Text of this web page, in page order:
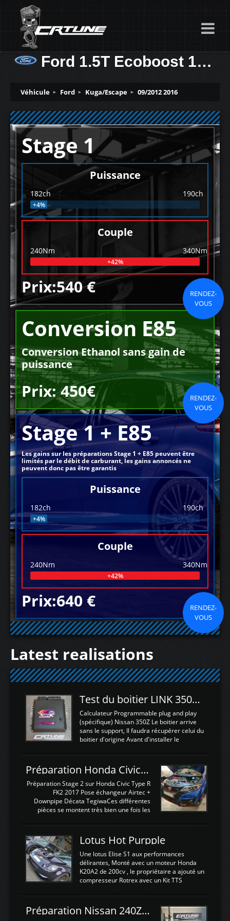
Ford 1.5T Ecoboost 182ch
Véhicule Ford Kuga/Escape 09/2012 2016
Stage 1
Puissance
182ch 190ch
+4%
Couple
240Nm 340Nm
+42%
Prix:540 €
RENDEZ-
VOUS
Conversion E85
Conversion Ethanol sans gain de
puissance
Prix: 450€
RENDEZ-
VOUS
Stage 1 + E85
Les gains sur les préparations Stage 1 + E85 peuvent être
limités par le débit de carburant, les gains annoncés ne
peuvent donc pas être garantis
Puissance
182ch 190ch
+4%
Couple
240Nm 340Nm
+42%
Prix:640 €
RENDEZ-
VOUS
Latest realisations
Test du boitier LINK 350Z Plugin ECU
Calculateur Programmable plug and play
(spécifique) Nissan 350Z Le boitier arrive
sans le support, Il faudra récupérer celui du
boitier d'origine Avant d'installer le
d'envoyer l'information de la large bande
dans le boitier. sydney sweeney deepfake
La sortie 0-5V de l'afr sera connectée sur
l'entrée AN Volt 8 et GndAN pour
Analogique, et Volt car l'information est une
tension (Pas une résistance variable d'un
est temps de brancher le ...
Préparation Honda Civic Type R FK2
Préparation Stage 2 sur Honda Civic Type R
FK2 2017 Pose échangeur Airtec +
Downpipe Décata TegiwaCes différentes
pièces se montent très bien une fois les
légere découpe du plastique inferieur,
negénant en rien la structure ou le
fonctionnement du fond plat. Une
reprogrammation Stage 2 est faite sur le
calculateur d'origine. Une alternative
économique au passage sur Hondata
d'origine 310cv et 400Nn , Une fois
reprogrammé et les ...
Lotus Hot Purpple
Une lotus Elise S1 aux performances
délirantes, Monté avec un moteur Honda
K20A2 de 200cv , le propriétaire a ajouté un
compresseur Rotrex avec un Kit TTS
d'augmenter la puissance de son moteur:
un watercooler a été ajouté. 300Cv sans
Préparation Nissan 240Z SR20DET